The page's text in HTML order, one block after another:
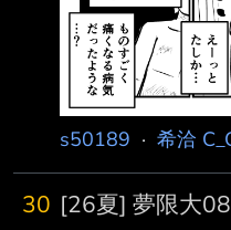
s50189 · 希洽
30 [26夏] 夢限大